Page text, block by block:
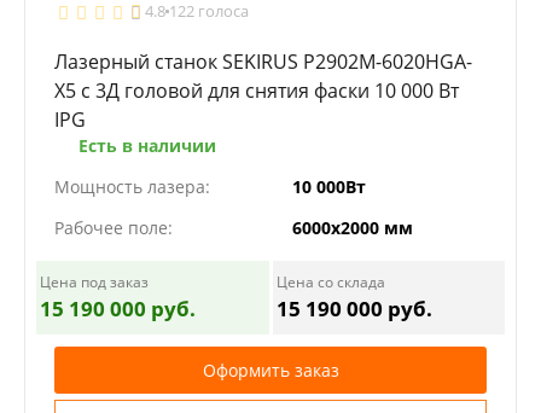
4.8 122 голоса
Лазерный станок SEKIRUS P2902M-6020HGA-
X5 с 3Д головой для снятия фаски 10 000 Вт
IPG
Есть в наличии
Мощность лазера:
10 000Вт
Рабочее поле:
6000х2000 мм
Цена под заказ
15 190 000 руб.
Цена со склада
15 190 000 руб.
Оформить заказ